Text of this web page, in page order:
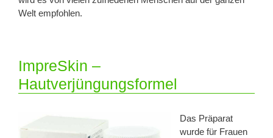
Welt empfohlen.
ImpreSkin –
Hautverjüngungsformel
Das Präparat
wurde für Frauen